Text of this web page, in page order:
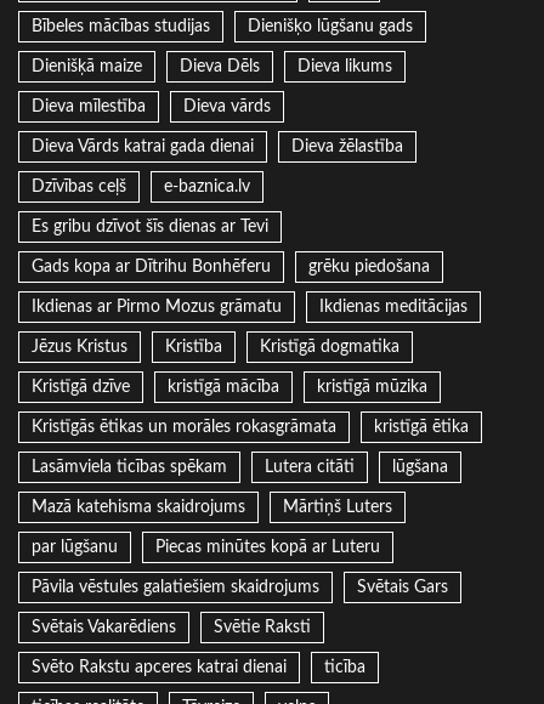
Bībeles mācības studijas Dienišķo lūgšanu gads
Dienišķā maize Dieva Dēls Dieva likums
Dieva mīlestība Dieva vārds
Dieva Vārds katrai gada dienai Dieva žēlastība
Dzīvības ceļš e-baznica.lv
Es gribu dzīvot šīs dienas ar Tevi
Gads kopa ar Dītrihu Bonhēferu grēku piedošana
Ikdienas ar Pirmo Mozus grāmatu Ikdienas meditācijas
Jēzus Kristus Kristība Kristīgā dogmatika
Kristīgā dzīve kristīgā mācība kristīgā mūzika
Kristīgās ētikas un morāles rokasgrāmata kristīgā ētika
Lasāmviela ticības spēkam Lutera citāti lūgšana
Mazā katehisma skaidrojums Mārtiņš Luters
par lūgšanu Piecas minūtes kopā ar Luteru
Pāvila vēstules galatiešiem skaidrojums Svētais Gars
Svētais Vakarēdiens Svētie Raksti
Svēto Rakstu apceres katrai dienai ticība